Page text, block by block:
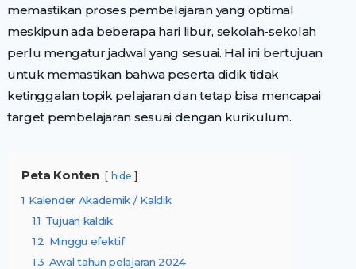
memastikan proses pembelajaran yang optimal
meskipun ada beberapa hari libur, sekolah-sekolah
perlu mengatur jadwal yang sesuai. Hal ini bertujuan
untuk memastikan bahwa peserta didik tidak
ketinggalan topik pelajaran dan tetap bisa mencapai
target pembelajaran sesuai dengan kurikulum.
Peta Konten hide
1 Kalender Akademik / Kaldik
1.1 Tujuan kaldik
1.2 Minggu efektif
1.3 Awal tahun pelajaran 2024